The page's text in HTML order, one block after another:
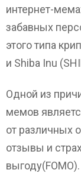
интернет-
забавных
этого типа
и Shiba Inu
Одной из
мемов
от различных
отзывы и
выгоду(FOMO).